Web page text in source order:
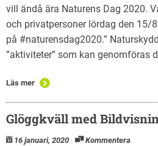
vill ändå ära Naturens Dag 2020.
och privatpersoner lördag den 15/
på #naturensdag2020.”
”aktiviteter” som kan genomföras
Läs mer
Glöggkväll med
16 januari, 2020 Kommentera